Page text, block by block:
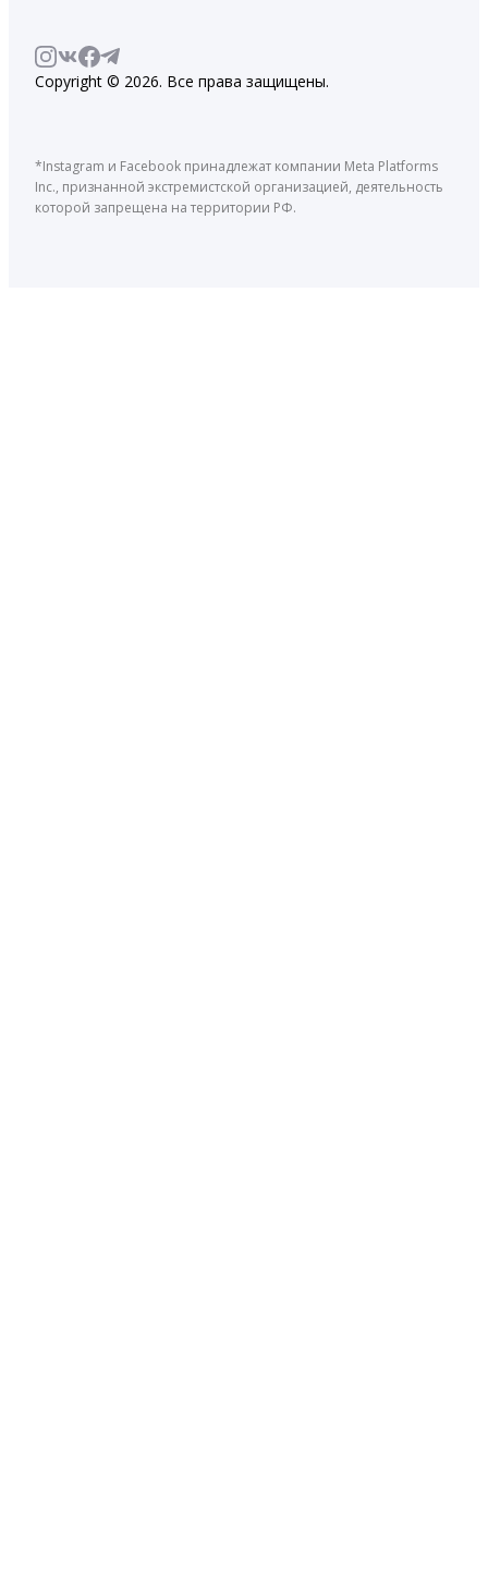
Copyright © 2026. Все права защищены.
*Instagram и Facebook принадлежат компании Meta Platforms
Inc., признанной экстремистской организацией, деятельность
которой запрещена на территории РФ.